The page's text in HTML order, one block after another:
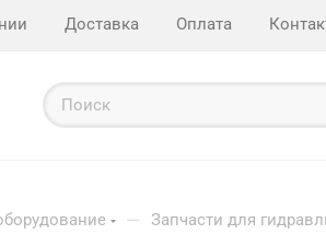
Доставка Оплата
— Запчасти для